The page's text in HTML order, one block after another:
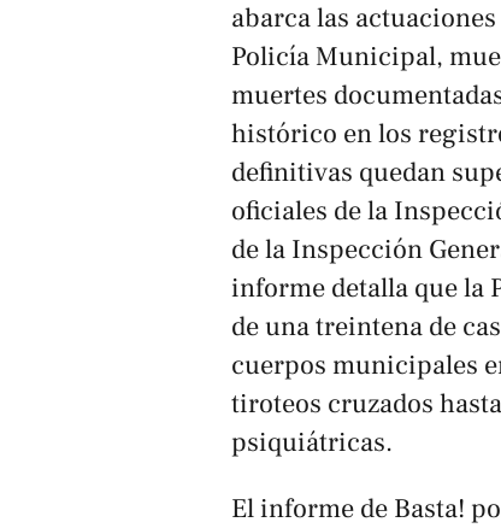
abarca las
Policía Municipal,
muertes
histórico en los
definitivas quedan
oficiales de la
de la Inspección
informe detalla que la
de una treintena de
cuerpos municipales
tiroteos cruzados
psiquiátricas.
El informe de Basta!